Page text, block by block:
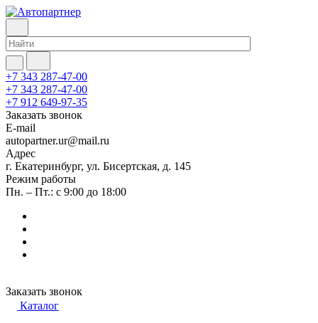
+7 343 287-47-00
+7 343 287-47-00
+7 912 649-97-35
Заказать звонок
E-mail
autopartner.ur@mail.ru
Адрес
г. Екатеринбург, ул. Бисертская, д. 145
Режим работы
Пн. – Пт.: с 9:00 до 18:00
Заказать звонок
Каталог